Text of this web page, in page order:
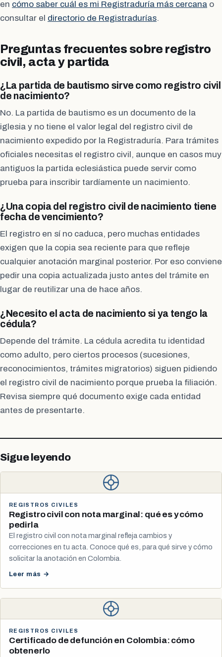
en cómo saber cuál es mi Registraduría más cercana o
consultar el directorio de Registradurías.
Preguntas frecuentes sobre registro
civil, acta y partida
¿La partida de bautismo sirve como registro civil
de nacimiento?
No. La partida de bautismo es un documento de la
iglesia y no tiene el valor legal del registro civil de
nacimiento expedido por la Registraduría. Para trámites
oficiales necesitas el registro civil, aunque en casos muy
antiguos la partida eclesiástica puede servir como
prueba para inscribir tardíamente un nacimiento.
¿Una copia del registro civil de nacimiento tiene
fecha de vencimiento?
El registro en sí no caduca, pero muchas entidades
exigen que la copia sea reciente para que refleje
cualquier anotación marginal posterior. Por eso conviene
pedir una copia actualizada justo antes del trámite en
lugar de reutilizar una de hace años.
¿Necesito el acta de nacimiento si ya tengo la
cédula?
Depende del trámite. La cédula acredita tu identidad
como adulto, pero ciertos procesos (sucesiones,
reconocimientos, trámites migratorios) siguen pidiendo
el registro civil de nacimiento porque prueba la filiación.
Revisa siempre qué documento exige cada entidad
antes de presentarte.
Sigue leyendo
REGISTROS CIVILES
Registro civil con nota marginal: qué es y cómo
pedirla
El registro civil con nota marginal refleja cambios y
correcciones en tu acta. Conoce qué es, para qué sirve y cómo
solicitar la anotación en Colombia.
Leer más →
REGISTROS CIVILES
Certificado de defunción en Colombia: cómo
obtenerlo